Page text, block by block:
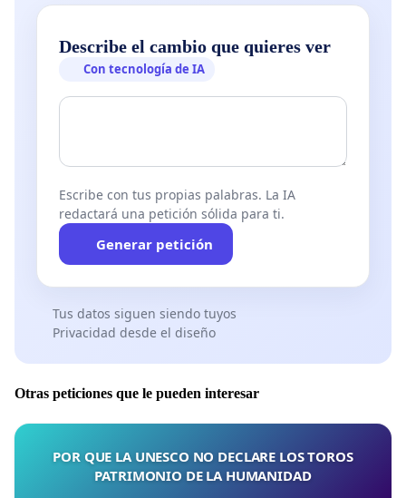
Describe el cambio que quieres ver
Con tecnología de IA
Escribe con tus propias palabras. La IA
redactará una petición sólida para ti.
Generar petición
Tus datos siguen siendo tuyos
Privacidad desde el diseño
Otras peticiones que le pueden interesar
POR QUE LA UNESCO NO DECLARE LOS TOROS
PATRIMONIO DE LA HUMANIDAD